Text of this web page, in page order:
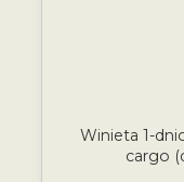
Winieta 1-
cargo